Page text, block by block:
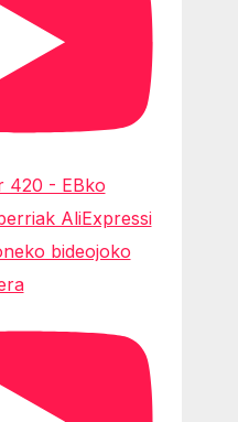
420 - EBko
AliExpressi
bideojoko